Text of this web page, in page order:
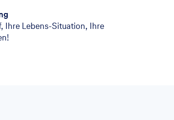
Ihre Lebens-Situation, Ihre